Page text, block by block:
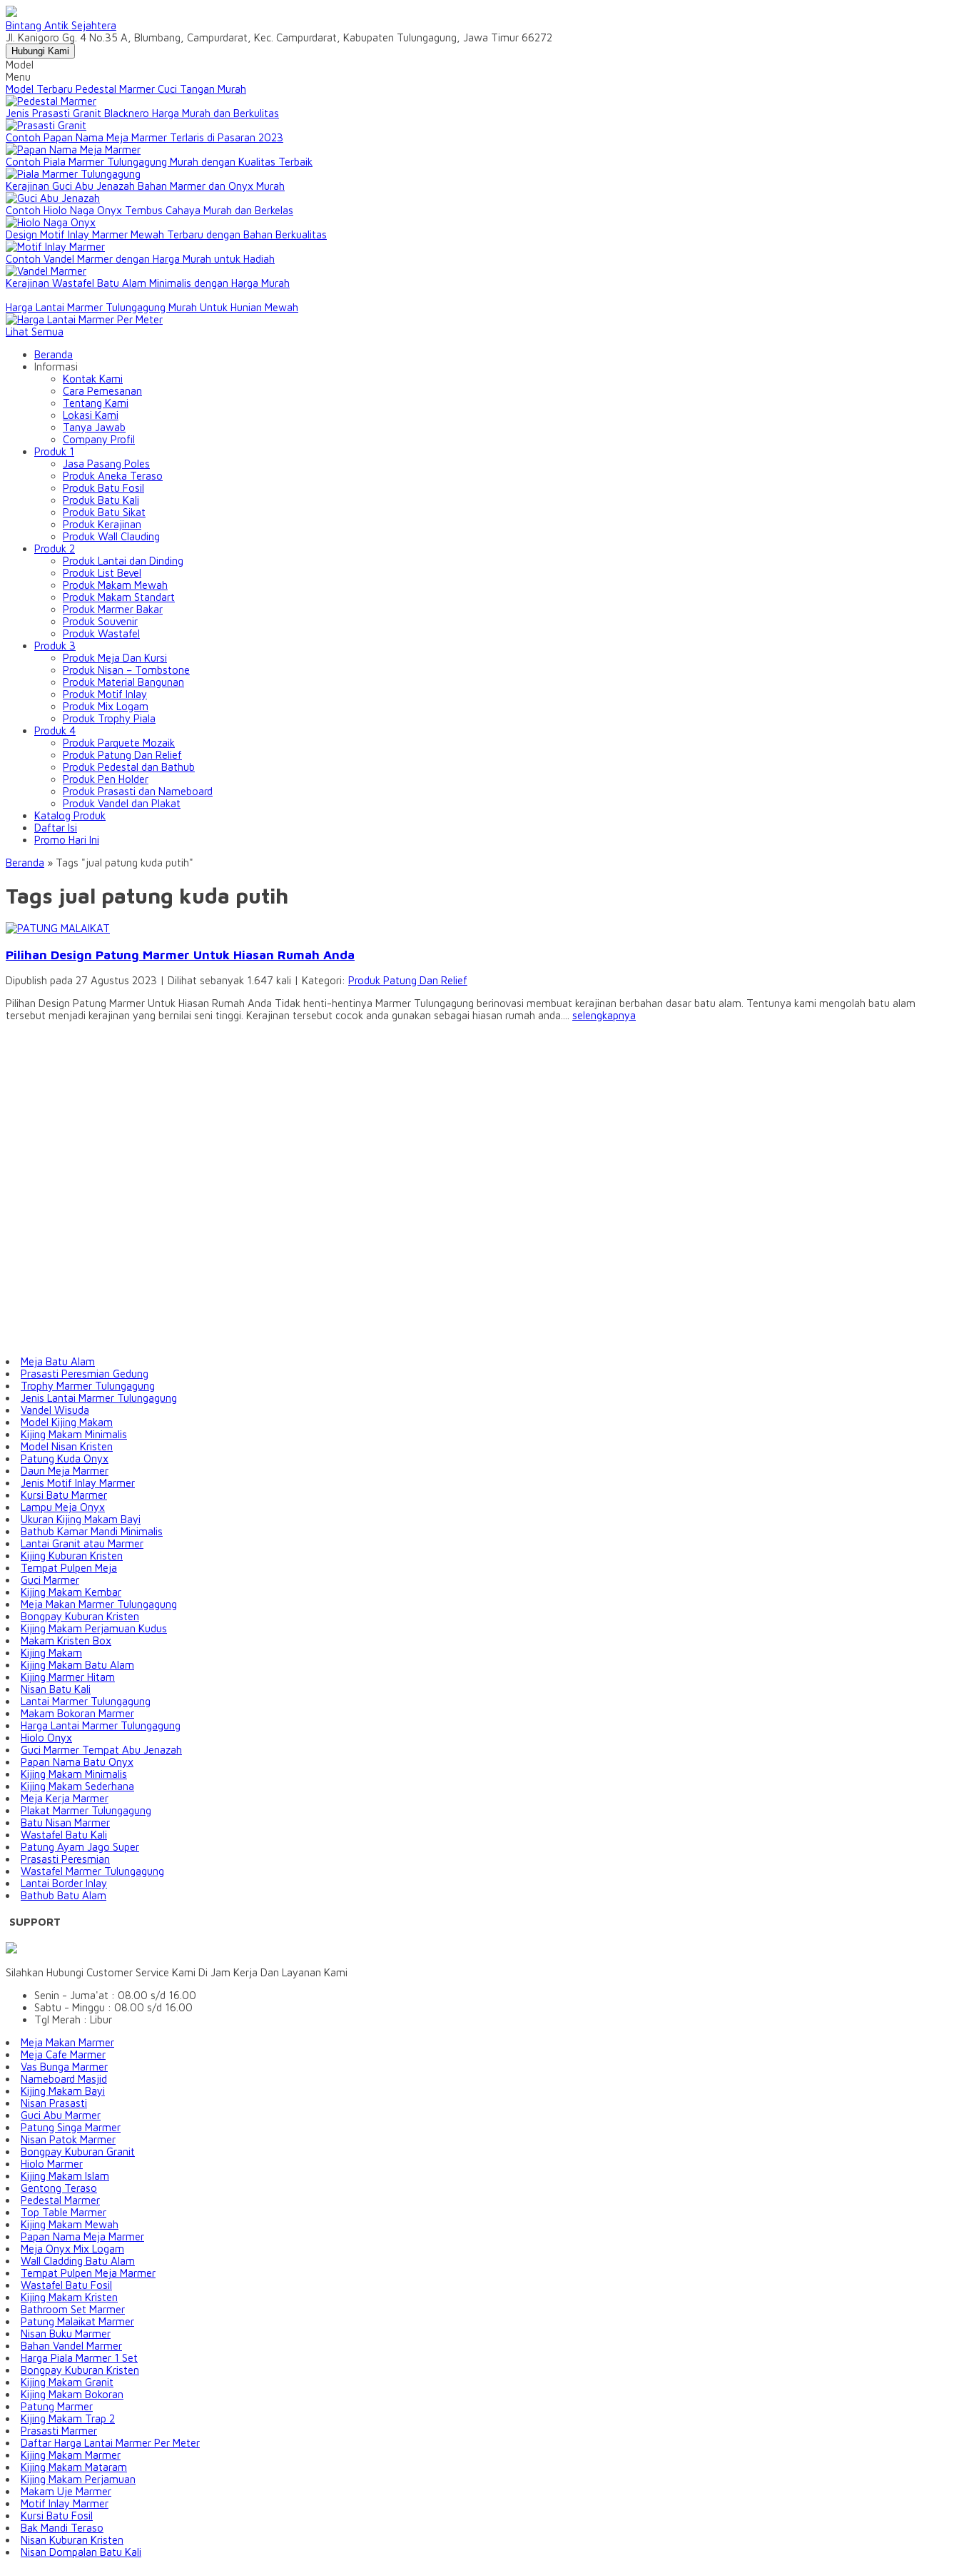
Bintang Antik Sejahtera
Jl. Kanigoro Gg. 4 No.35 A, Blumbang, Campurdarat, Kec. Campurdarat, Kabupaten Tulungagung, Jawa Timur 66272
Hubungi Kami
Model
Menu
Model Terbaru Pedestal Marmer Cuci Tangan Murah
Jenis Prasasti Granit Blacknero Harga Murah dan Berkulitas
Contoh Papan Nama Meja Marmer Terlaris di Pasaran 2023
Contoh Piala Marmer Tulungagung Murah dengan Kualitas Terbaik
Kerajinan Guci Abu Jenazah Bahan Marmer dan Onyx Murah
Contoh Hiolo Naga Onyx Tembus Cahaya Murah dan Berkelas
Design Motif Inlay Marmer Mewah Terbaru dengan Bahan Berkualitas
Contoh Vandel Marmer dengan Harga Murah untuk Hadiah
Kerajinan Wastafel Batu Alam Minimalis dengan Harga Murah
Harga Lantai Marmer Tulungagung Murah Untuk Hunian Mewah
Lihat Semua
Beranda
Informasi
Kontak Kami
Cara Pemesanan
Tentang Kami
Lokasi Kami
Tanya Jawab
Company Profil
Produk 1
Jasa Pasang Poles
Produk Aneka Teraso
Produk Batu Fosil
Produk Batu Kali
Produk Batu Sikat
Produk Kerajinan
Produk Wall Clauding
Produk 2
Produk Lantai dan Dinding
Produk List Bevel
Produk Makam Mewah
Produk Makam Standart
Produk Marmer Bakar
Produk Souvenir
Produk Wastafel
Produk 3
Produk Meja Dan Kursi
Produk Nisan – Tombstone
Produk Material Bangunan
Produk Motif Inlay
Produk Mix Logam
Produk Trophy Piala
Produk 4
Produk Parquete Mozaik
Produk Patung Dan Relief
Produk Pedestal dan Bathub
Produk Pen Holder
Produk Prasasti dan Nameboard
Produk Vandel dan Plakat
Katalog Produk
Daftar Isi
Promo Hari Ini
Beranda » Tags "jual patung kuda putih"
Tags jual patung kuda putih
Pilihan Design Patung Marmer Untuk Hiasan Rumah Anda
Dipublish pada 27 Agustus 2023 | Dilihat sebanyak 1.647 kali | Kategori: Produk Patung Dan Relief
Pilihan Design Patung Marmer Untuk Hiasan Rumah Anda Tidak henti-hentinya Marmer Tulungagung berinovasi membuat kerajinan berbahan dasar batu alam. Tentunya kami mengolah batu alam
tersebut menjadi kerajinan yang bernilai seni tinggi. Kerajinan tersebut cocok anda gunakan sebagai hiasan rumah anda.... selengkapnya
Meja Batu Alam
Prasasti Peresmian Gedung
Trophy Marmer Tulungagung
Jenis Lantai Marmer Tulungagung
Vandel Wisuda
Model Kijing Makam
Kijing Makam Minimalis
Model Nisan Kristen
Patung Kuda Onyx
Daun Meja Marmer
Jenis Motif Inlay Marmer
Kursi Batu Marmer
Lampu Meja Onyx
Ukuran Kijing Makam Bayi
Bathub Kamar Mandi Minimalis
Lantai Granit atau Marmer
Kijing Kuburan Kristen
Tempat Pulpen Meja
Guci Marmer
Kijing Makam Kembar
Meja Makan Marmer Tulungagung
Bongpay Kuburan Kristen
Kijing Makam Perjamuan Kudus
Makam Kristen Box
Kijing Makam
Kijing Makam Batu Alam
Kijing Marmer Hitam
Nisan Batu Kali
Lantai Marmer Tulungagung
Makam Bokoran Marmer
Harga Lantai Marmer Tulungagung
Hiolo Onyx
Guci Marmer Tempat Abu Jenazah
Papan Nama Batu Onyx
Kijing Makam Minimalis
Kijing Makam Sederhana
Meja Kerja Marmer
Plakat Marmer Tulungagung
Batu Nisan Marmer
Wastafel Batu Kali
Patung Ayam Jago Super
Prasasti Peresmian
Wastafel Marmer Tulungagung
Lantai Border Inlay
Bathub Batu Alam
SUPPORT
Silahkan Hubungi Customer Service Kami Di Jam Kerja Dan Layanan Kami
Senin - Juma'at : 08.00 s/d 16.00
Sabtu - Minggu : 08.00 s/d 16.00
Tgl Merah : Libur
Meja Makan Marmer
Meja Cafe Marmer
Vas Bunga Marmer
Nameboard Masjid
Kijing Makam Bayi
Nisan Prasasti
Guci Abu Marmer
Patung Singa Marmer
Nisan Patok Marmer
Bongpay Kuburan Granit
Hiolo Marmer
Kijing Makam Islam
Gentong Teraso
Pedestal Marmer
Top Table Marmer
Kijing Makam Mewah
Papan Nama Meja Marmer
Meja Onyx Mix Logam
Wall Cladding Batu Alam
Tempat Pulpen Meja Marmer
Wastafel Batu Fosil
Kijing Makam Kristen
Bathroom Set Marmer
Patung Malaikat Marmer
Nisan Buku Marmer
Bahan Vandel Marmer
Harga Piala Marmer 1 Set
Bongpay Kuburan Kristen
Kijing Makam Granit
Kijing Makam Bokoran
Patung Marmer
Kijing Makam Trap 2
Prasasti Marmer
Daftar Harga Lantai Marmer Per Meter
Kijing Makam Marmer
Kijing Makam Mataram
Kijing Makam Perjamuan
Makam Uje Marmer
Motif Inlay Marmer
Kursi Batu Fosil
Bak Mandi Teraso
Nisan Kuburan Kristen
Nisan Dompalan Batu Kali